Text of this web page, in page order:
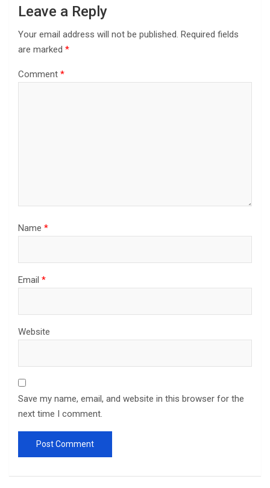
Leave a Reply
Your email address will not be published. Required fields
are marked *
Comment *
Name *
Email *
Website
Save my name, email, and website in this browser for the
next time I comment.